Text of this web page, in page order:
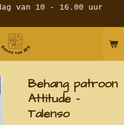
van 10 - 16.00 uur
Behang patroon
Attitude -
Talenso